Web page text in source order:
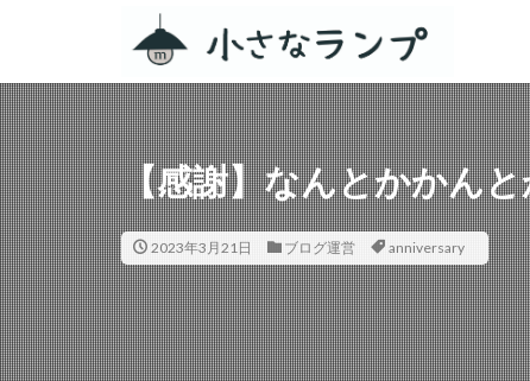
【感謝】なんとかかん
2023年3月21日 ブログ運営 anniversary
カテゴリー
タグ
シェアカメ
RV RESORT 猪苗
ZEN Camps
スノーピーク白河
ACNあぶくまキ